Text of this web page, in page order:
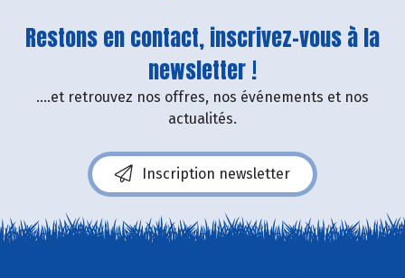
Restons en contact, inscrivez-vous à la
newsletter !
....et retrouvez nos offres, nos événements et nos
actualités.
Inscription newsletter